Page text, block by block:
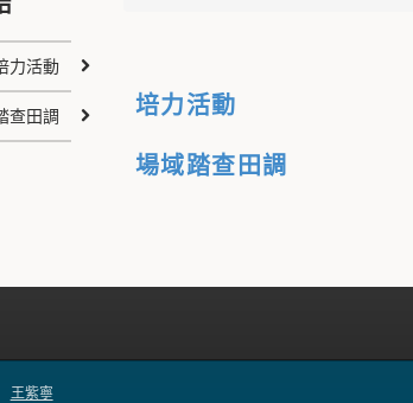
培力活動
場域踏查田調
力活動
查田調
王紫寧